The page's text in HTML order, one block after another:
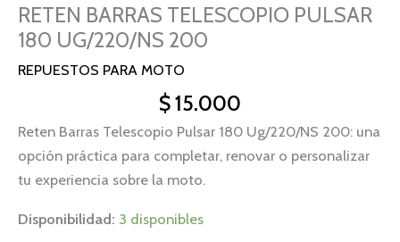
RETEN BARRAS TELESCOPIO PULSAR
180 UG/220/NS 200
REPUESTOS PARA MOTO
$15.000
Reten Barras Telescopio Pulsar 180 Ug/220/NS 200: una
opción práctica para completar, renovar o personalizar
tu experiencia sobre la moto.
Disponibilidad: 3 disponibles